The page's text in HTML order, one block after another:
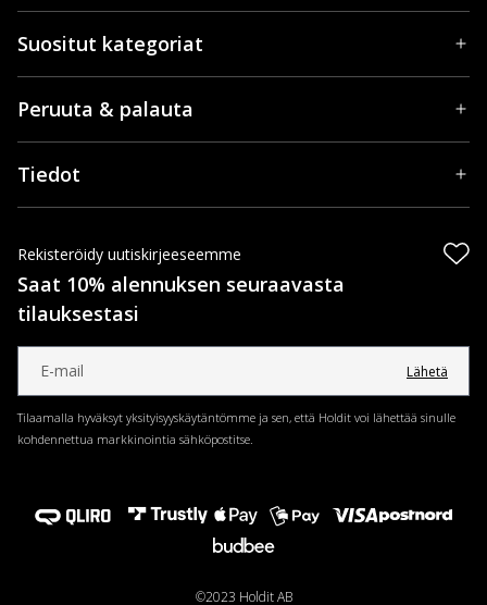
Suositut kategoriat
Peruuta & palauta
Tiedot
Rekisteröidy uutiskirjeeseemme
Saat 10% alennuksen seuraavasta
tilauksestasi
Lähetä
Tilaamalla hyväksyt yksityisyyskäytäntömme ja sen, että Holdit voi lähettää sinulle
kohdennettua markkinointia sähköpostitse.
©2023 Holdit AB